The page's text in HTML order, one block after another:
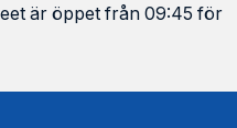
är öppet från 09:45 för